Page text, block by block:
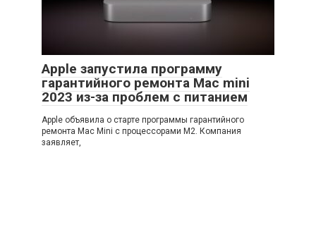
Apple запустила программу
гарантийного ремонта Mac mini
2023 из-за проблем с питанием
Apple объявила о старте программы гарантийного
ремонта Mac Mini с процессорами M2. Компания
заявляет,